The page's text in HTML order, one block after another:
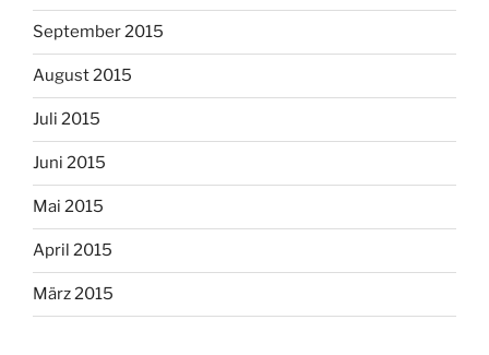
September 2015
August 2015
Juli 2015
Juni 2015
Mai 2015
April 2015
März 2015